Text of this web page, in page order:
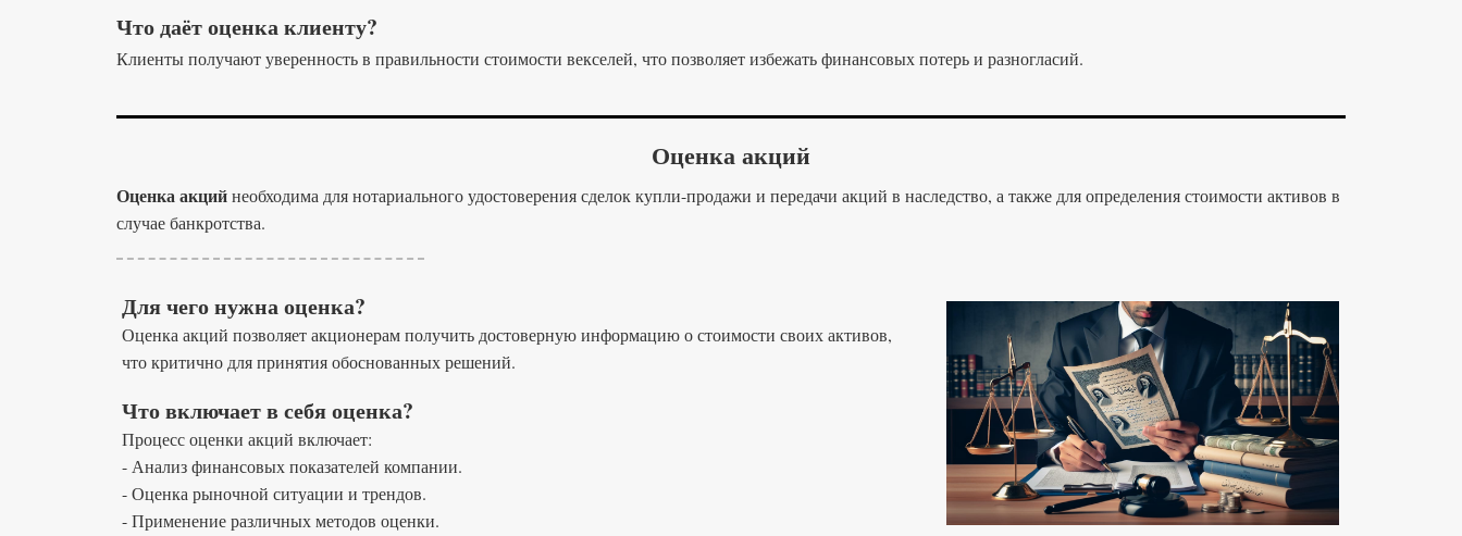
Что даёт оценка клиенту?
Клиенты получают уверенность в правильности стоимости векселей, что позволяет избежать финансовых потерь и разногласий.
Оценка акций
Оценка акцийнеобходима для нотариального удостоверения сделок купли-продажи и передачи акций в наследство, а также для определения стоимости активов в
случае банкротства.
Для чего нужна оценка?
Оценка акций позволяет акционерам получить достоверную информацию о стоимости своих активов,
что критично для принятия обоснованных решений.
Что включает в себя оценка?
Процесс оценки акций включает:
- Анализ финансовых показателей компании.
- Оценка рыночной ситуации и трендов.
- Применение различных методов оценки.